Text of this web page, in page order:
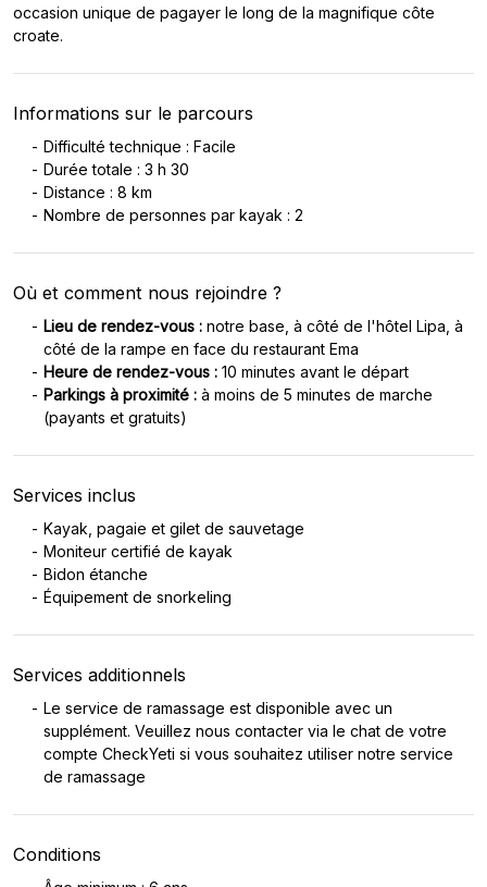
occasion unique de pagayer le long de la magnifique côte
croate.
Informations sur le parcours
Difficulté technique : Facile
Durée totale : 3 h 30
Distance : 8 km
Nombre de personnes par kayak : 2
Où et comment nous rejoindre ?
Lieu de rendez-vous : notre base, à côté de l'hôtel Lipa, à
côté de la rampe en face du restaurant Ema
Heure de rendez-vous : 10 minutes avant le départ
Parkings à proximité : à moins de 5 minutes de marche
(payants et gratuits)
Services inclus
Kayak, pagaie et gilet de sauvetage
Moniteur certifié de kayak
Bidon étanche
Équipement de snorkeling
Services additionnels
Le service de ramassage est disponible avec un
supplément. Veuillez nous contacter via le chat de votre
compte CheckYeti si vous souhaitez utiliser notre service
de ramassage
Conditions